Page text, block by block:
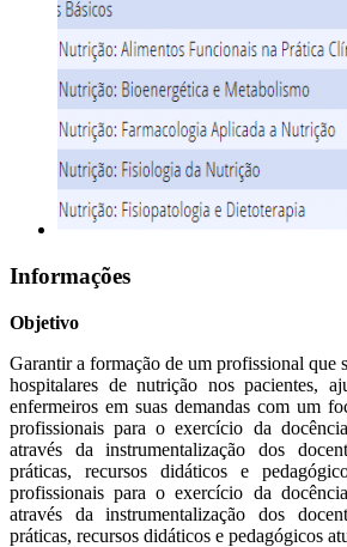
Informações
Objetivo
Garantir a formação de um profissional que
hospitalares de nutrição nos pacientes,
enfermeiros em suas demandas com um
profissionais para o exercício da
através da instrumentalização dos
práticas, recursos didáticos e
profissionais para o exercício da
através da instrumentalização dos
práticas, recursos didáticos e pedagógicos